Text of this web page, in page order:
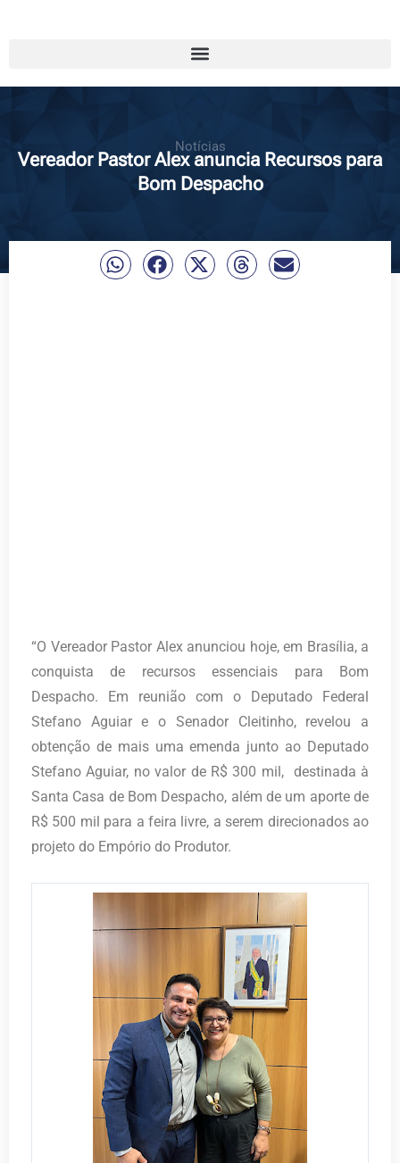
Notícias
Vereador Pastor Alex anuncia Recursos para
Bom Despacho
“O Vereador Pastor Alex anunciou hoje, em Brasília, a
conquista de recursos essenciais para Bom
Despacho. Em reunião com o Deputado Federal
Stefano Aguiar e o Senador Cleitinho, revelou a
obtenção de mais uma emenda junto ao Deputado
Stefano Aguiar, no valor de R$ 300 mil, destinada à
Santa Casa de Bom Despacho, além de um aporte de
R$ 500 mil para a feira livre, a serem direcionados ao
projeto do Empório do Produtor.